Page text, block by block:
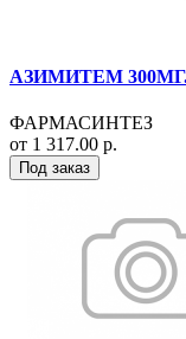
АЗИМИТЕМ
ФАРМАСИНТЕЗ
от 1 317.00 р.
Под заказ